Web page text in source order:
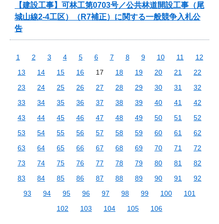
【建設工事】可林工第0703号／公共林道開設工事（尾
城山線2-4工区）（R7補正）に関する一般競争入札公
告
1 2 3 4 5 6 7 8 9 10 11
12
13
14 15 16 17 18 19 20 21
22
23
24 25 26 27 28 29 30 31
32
33
34 35 36 37 38 39 40 41
42
43
44 45 46 47 48 49 50 51
52
53
54 55 56 57 58 59 60 61
62
63
64 65 66 67 68 69 70 71
72
73
74 75 76 77 78 79 80 81
82
83
84 85 86 87 88 89 90 91
92
93
94 95 96 97 98 99 100
101
102
103 104 105 106